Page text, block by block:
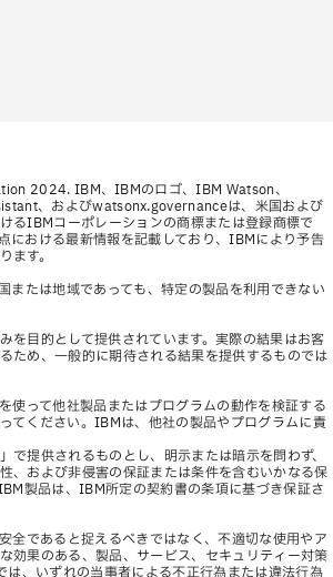
2024. IBM、IBMのロゴ、IBM Watson、
、およびwatsonx.governanceは、米国および
るIBMコーポレーションの商標または登録商標で
における最新情報を記載しており、IBMにより予告
ます。
または地域であっても、特定の製品を利用できない
を目的として提供されています。実際の結果はお客
ため、一般的に期待される結果を提供するものでは
使って他社製品またはプログラムの動作を検証する
てください。IBMは、他社の製品やプログラムに責
で提供されるものとし、明示または暗示を問わず、
、および非侵害の保証または条件を含むいかなる保
製品は、IBM所定の契約書の条項に基づき保証さ
全であると捉えるべきではなく、不適切な使用やア
効果のある、製品、サービス、セキュリティー対策
、いずれの当事者による不正行為または違法行為